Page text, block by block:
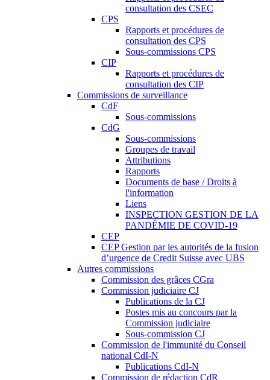
consultation des CSEC
CPS
Rapports et procédures de
consultation des CPS
Sous-commissions CPS
CIP
Rapports et procédures de
consultation des CIP
Commissions de surveillance
CdF
Sous-commissions
CdG
Sous-commissions
Groupes de travail
Attributions
Rapports
Documents de base / Droits à
l'information
Liens
INSPECTION GESTION DE LA
PANDÉMIE DE COVID-19
CEP
CEP Gestion par les autorités de la fusion
d’urgence de Credit Suisse avec UBS
Autres commissions
Commission des grâces CGra
Commission judiciaire CJ
Publications de la CJ
Postes mis au concours par la
Commission judiciaire
Sous-commission CJ
Commission de l'immunité du Conseil
national CdI-N
Publications CdI-N
Commission de rédaction CdR